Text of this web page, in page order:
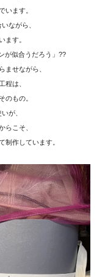
います。
ながら、
ます。
が似合うだろう」??
ませながら、
程は、
のもの。
が、
らこそ、
制作しています。